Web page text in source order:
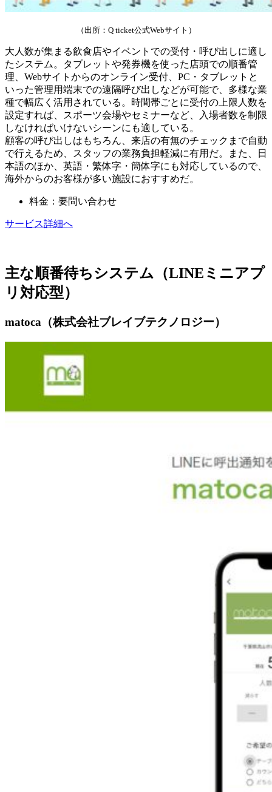
（出所：Q ticket公式Webサイト）
大人数が集まる飲食店やイベントでの受付・呼び出しに適し
たシステム。タブレットや発券機を使った店頭での順番管
理、Webサイトからのオンライン受付、PC・タブレットと
いった管理用端末での遠隔呼び出しなどが可能で、多様な業
種で幅広く活用されている。時間帯ごとに受付の上限人数を
設定すれば、スポーツ会場やセミナーなど、入場者数を制限
しなければいけないシーンにも適している。
顧客の呼び出しはもちろん、来店の有無のチェックまで自動
で行えるため、スタッフの業務負担軽減に有用だ。また、日
本語のほか、英語・繁体字・簡体字にも対応しているので、
海外からのお客様が多い施設におすすめだ。
料金：要問い合わせ
サービス詳細へ
主な順番待ちシステム（LINEミニアプ
リ対応型）
matoca（株式会社ブレイブテクノロジー）